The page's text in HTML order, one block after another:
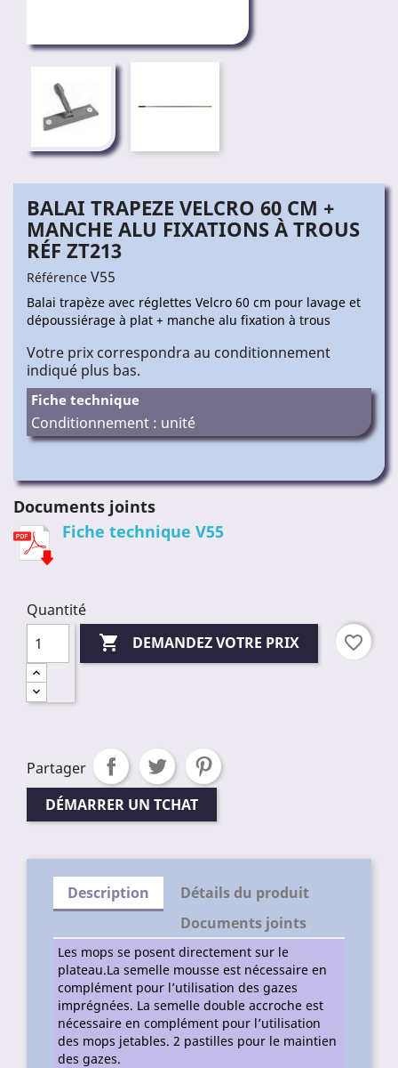
BALAI TRAPEZE VELCRO 60 CM +
MANCHE ALU FIXATIONS À TROUS
RÉF ZT213
Référence V55
Balai trapèze avec réglettes Velcro 60 cm pour lavage et
dépoussiérage à plat + manche alu fixation à trous
Votre prix correspondra au conditionnement
indiqué plus bas.
Fiche technique
Conditionnement : unité
Documents joints
Fiche technique V55
Quantité
 DEMANDEZ VOTRE PRIX favorite_border
Partager
DÉMARRER UN TCHAT
Description
Détails du produit
Documents joints
Les mops se posent directement sur le
plateau.La semelle mousse est nécessaire en
complément pour l’utilisation des gazes
imprégnées. La semelle double accroche est
nécessaire en complément pour l’utilisation
des mops jetables. 2 pastilles pour le maintien
des gazes.